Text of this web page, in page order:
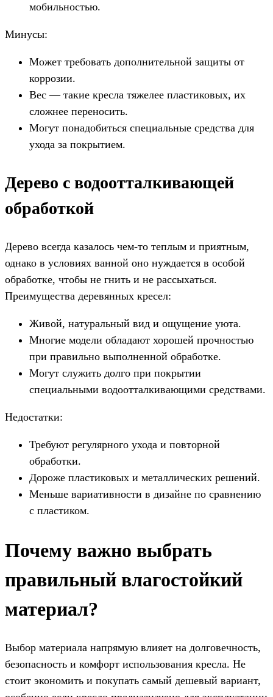
мобильностью.
Минусы:
Может требовать дополнительной защиты от
коррозии.
Вес — такие кресла тяжелее пластиковых, их
сложнее переносить.
Могут понадобиться специальные средства для
ухода за покрытием.
Дерево с водоотталкивающей
обработкой
Дерево всегда казалось чем-то теплым и приятным,
однако в условиях ванной оно нуждается в особой
обработке, чтобы не гнить и не рассыхаться.
Преимущества деревянных кресел:
Живой, натуральный вид и ощущение уюта.
Многие модели обладают хорошей прочностью
при правильно выполненной обработке.
Могут служить долго при покрытии
специальными водоотталкивающими средствами.
Недостатки:
Требуют регулярного ухода и повторной
обработки.
Дороже пластиковых и металлических решений.
Меньше вариативности в дизайне по сравнению
с пластиком.
Почему важно выбрать
правильный влагостойкий
материал?
Выбор материала напрямую влияет на долговечность,
безопасность и комфорт использования кресла. Не
стоит экономить и покупать самый дешевый вариант,